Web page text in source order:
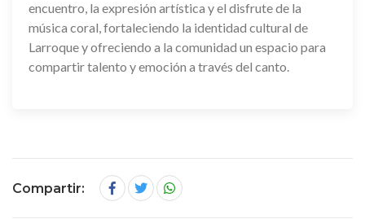
encuentro, la expresión artística y el disfrute de la
música coral, fortaleciendo la identidad cultural de
Larroque y ofreciendo a la comunidad un espacio para
compartir talento y emoción a través del canto.
Compartir: